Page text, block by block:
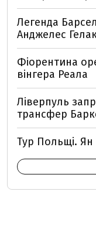
Легенда
Анджелес
Фіорентина
вінгера Реала
Ліверпуль
трансфер
Тур Польщі. Ян